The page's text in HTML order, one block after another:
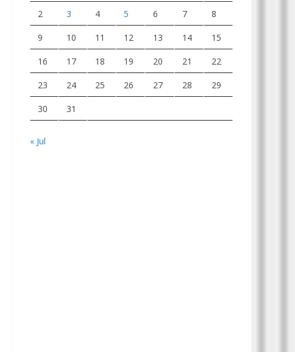
2 3 4 5 6 7 8
9 10 11 12 13 14 15
16 17 18 19 20 21 22
23 24 25 26 27 28 29
30 31
« Jul